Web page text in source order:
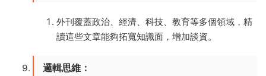
外刊覆蓋政治、經濟、科技、教育等多個領域，精
讀這些文章能夠拓寬知識面，增加談資。
邏輯思維 ：